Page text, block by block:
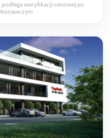
weryfikacji cenowej po